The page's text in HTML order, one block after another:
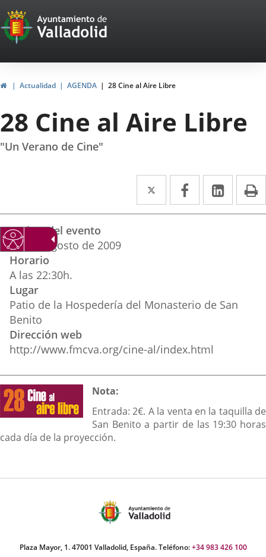
Portal
Web
del
Ayuntamiento
de
Valladolid
InicioActualidad AGENDA 28 Cine al Aire Libre
28 Cine al Aire Libre
"Un Verano de Cine"
Twitter
Enlace
a
Facebook
Enlace
a
Enlace
a
del
evento
Fechas del evento
6al agosto de 2009
Horario
A las 22:30h.
Lugar
Patio de la Hospedería del Monasterio de San
Benito
Dirección web
http://www.fmcva.org/cine-al/index.html
Descripción
Nota:
Entrada: 2€. A la venta en la taquilla de
San Benito a partir de las 19:30 horas
cada día de la proyección.
Plaza Mayor, 1. 47001 Valladolid, España. Teléfono:+34 983 426 100